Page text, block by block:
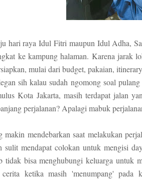
hari raya Idul Fitri maupun Idul Adha,
ke kampung halaman. Karena jarak
mulai dari budget, pakaian,
sih kalau sudah ngomong soal
Kota Jakarta, masih terdapat jalan
perjalanan? Apalagi mabuk
makin mendebarkan saat melakukan
sulit mendapat colokan untuk mengisi
tidak bisa menghubungi keluarga untuk
cerita ketika masih 'menumpang' pada